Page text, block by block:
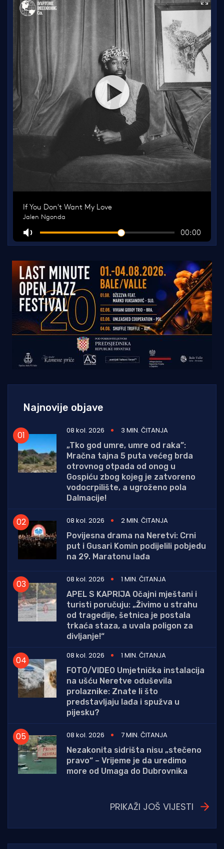
Najnovije objave
08 kol. 2026
3 MIN. ČITANJA
„Tko god umre, umre od raka”:
Mračna tajna 5 puta većeg brda
otrovnog otpada od onog u
Gospiću zbog kojeg je zatvoreno
vodocrpilište, a ugroženo pola
Dalmacije!
08 kol. 2026
2 MIN. ČITANJA
Povijesna drama na Neretvi: Crni
put i Gusari Komin podijelili pobjedu
na 29. Maratonu lađa
08 kol. 2026
1 MIN. ČITANJA
APEL S KAPRIJA Očajni mještani i
turisti poručuju: „Živimo u strahu
od tragedije, šetnica je postala
trkaća staza, a uvala poligon za
divljanje!“
08 kol. 2026
1 MIN. ČITANJA
FOTO/VIDEO Umjetnička instalacija
na ušću Neretve oduševila
prolaznike: Znate li što
predstavljaju lađa i spužva u
pijesku?
08 kol. 2026
7 MIN. ČITANJA
Nezakonita sidrišta nisu „stečeno
pravo“ – Vrijeme je da uredimo
more od Umaga do Dubrovnika
PRIKAŽI JOŠ VIJESTI